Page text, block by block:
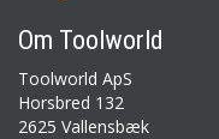
Om Toolworld
Toolworld ApS
Horsbred 132
2625 Vallensbæk